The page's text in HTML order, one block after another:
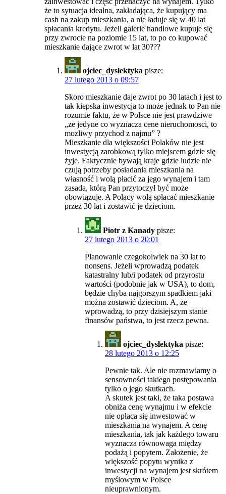
że to sytuacja idealna, zakładająca, że kupujący ma
cash na zakup mieszkania, a nie ładuje się w 40 lat
spłacania kredytu. Jeżeli galerie handlowe kupuje się
przy zwrocie na poziomie 15 lat, to po co kupować
mieszkanie dające zwrot w lat 30???
ojciec_dyslektyka pisze:
27 lutego 2013 o 09:57
Skoro mieszkanie daje zwrot po 30 latach i jest to
tak kiepska inwestycja to może jednak to Pan nie
rozumie faktu, że w Polsce nie jest prawdziwe
„ze jedyne co wyznacza cene nieruchomosci, to
mozliwy przychod z najmu” ?
Mieszkanie dla większości Polaków nie jest
inwestycją zarobkową tylko miejscem gdzie się
żyje. Faktycznie bywają kraje gdzie ludzie nie
czują potrzeby posiadania mieszkania na
własność i wolą płacić za jego wynajem i tam
zasada, którą Pan przytoczył być może
obowiązuje. A Polacy wolą spłacać mieszkanie
przez 30 lat i zostawić je dzieciom.
Piotr z Kanady pisze:
27 lutego 2013 o 20:01
Planowanie czegokolwiek na 30 lat to
nonsens. Jeżeli wprowadzą podatek
katastralny lub/i podatek od przyrostu
wartości (podobnie jak w USA), to dom,
będzie chyba najgorszym spadkiem jaki
można zostawić dzieciom. A, że
wprowadzą, to przy dzisiejszym stanie
finansów państwa, to jest rzecz pewna.
ojciec_dyslektyka pisze:
28 lutego 2013 o 12:25
Pewnie tak. Ale nie rozmawiamy o
sensowności takiego postępowania
tylko o jego skutkach.
A skutek jest taki, że taka postawa
obniża cenę wynajmu i w efekcie
nie opłaca się inwestować w
mieszkania na wynajem. A cenę
mieszkania, tak jak każdego towaru
wyznacza równowaga między
podażą i popytem. Założenie, że
większość popytu wynika z
inwestycji na wynajem jest skrótem
myślowym w Polsce
nieuprawnionym.